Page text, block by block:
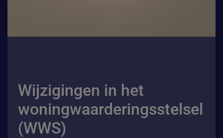
Wijzigingen in het
woningwaarderingsstelsel
(WWS)